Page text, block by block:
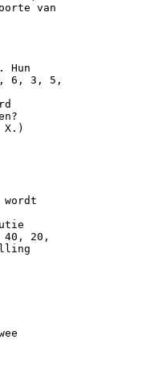
van
Hun
6, 3, 5,
X.)
20,